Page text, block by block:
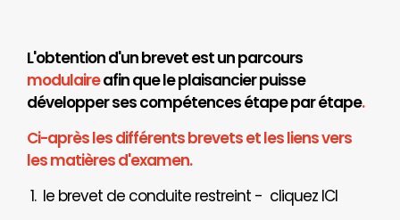
L'obtention d'un brevet est un parcours
modulaireafin que le plaisancier puisse
développer ses compétences étape par étape.
Ci-après les différents brevets et les liens vers
les matières d'examen.
1. le brevet de conduite restreint - cliquez ICI